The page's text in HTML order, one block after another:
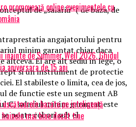
de „salariu” ( de baza, de
angajatorului pentru
minim garantat chiar daca
altceva. El are alt sediu in lege, o
si un instrument de protectie
El stabileste o limita, cea de jos,
de functie este un segment AB
C, salariul minim garantat este
poate cobori sub el.
promovează online evenimentele cu
inainte de Summer Well 2026. Ghidul
aniversara de 15 ani
bazate pe inteligență
mai bine decât tine